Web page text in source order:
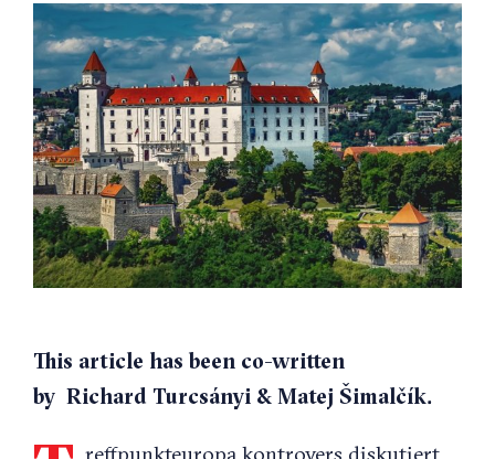
View
Larger
Image
This article has been co-written
by Richard Turcsányi & Matej Šimalčík.
reffpunkteuropa kontrovers diskutiert